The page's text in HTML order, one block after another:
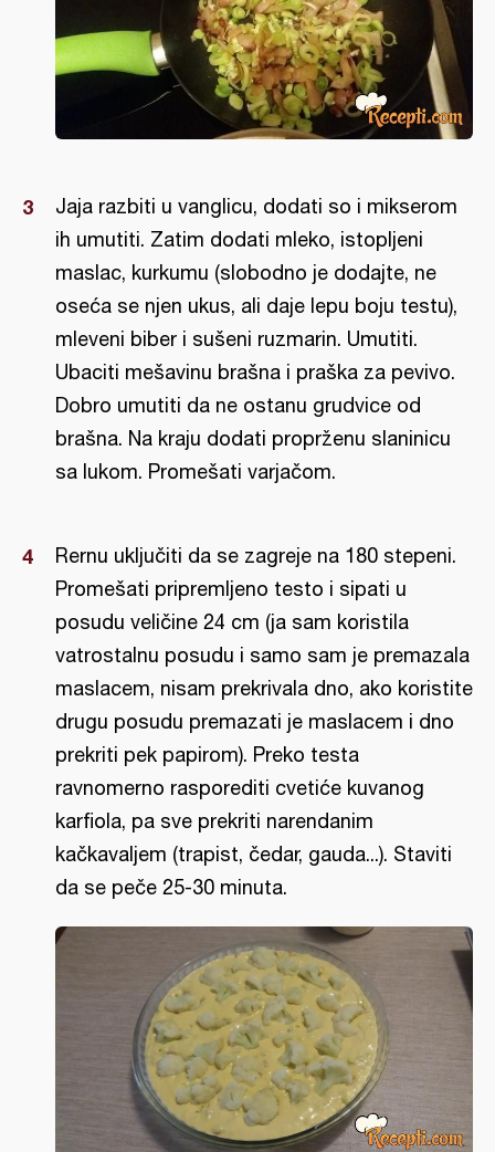
Jaja razbiti u vanglicu, dodati so i mikserom
ih umutiti. Zatim dodati mleko, istopljeni
maslac, kurkumu (slobodno je dodajte, ne
oseća se njen ukus, ali daje lepu boju testu),
mleveni biber i sušeni ruzmarin. Umutiti.
Ubaciti mešavinu brašna i praška za pevivo.
Dobro umutiti da ne ostanu grudvice od
brašna. Na kraju dodati proprženu slaninicu
sa lukom. Promešati varjačom.
Rernu uključiti da se zagreje na 180 stepeni.
Promešati pripremljeno testo i sipati u
posudu veličine 24 cm (ja sam koristila
vatrostalnu posudu i samo sam je premazala
maslacem, nisam prekrivala dno, ako koristite
drugu posudu premazati je maslacem i dno
prekriti pek papirom). Preko testa
ravnomerno rasporediti cvetiće kuvanog
karfiola, pa sve prekriti narendanim
kačkavaljem (trapist, čedar, gauda...). Staviti
da se peče 25-30 minuta.